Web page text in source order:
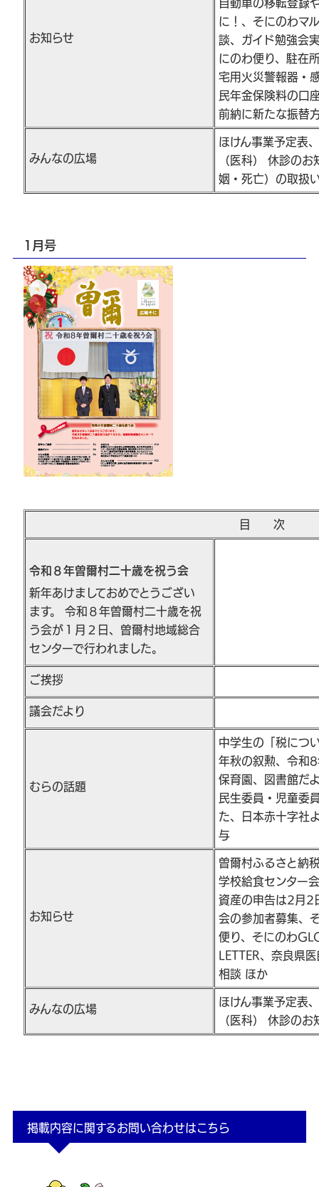
お知らせ
自動車の移転登録
に！、そにのわマ
談、ガイド勉強会
にのわ便り、駐在
宅用火災警報器・
民年金保険料の口
前納に新たな振替
みんなの広場
ほけん事業予定表
（医科） 休診の
姻・死亡）の取扱
1月号
目 次
令和８年曽爾村二十歳を祝う会
新年あけましておめでとうござい
ます。 令和８年曽爾村二十歳を祝
う会が１月２日、曽爾村地域総合
センターで行われました。
ご挨拶
議会だより
むらの話題
中学生の「税につ
年秋の叙勲、令和
保育園、図書館だ
民生委員・児童委
た、日本赤十字社
与
お知らせ
曽爾村ふるさと納
学校給食センター
資産の申告は2月2
会の参加者募集、
便り、そにのわ
LETTER、奈良県
相談 ほか
みんなの広場
ほけん事業予定表
（医科） 休診のお
掲載内容に関するお問い合わせはこちら